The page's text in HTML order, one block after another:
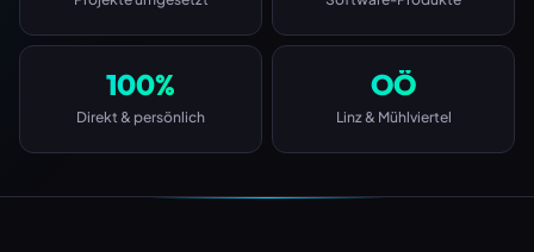
100%
Direkt & persönlich
OÖ
Linz & Mühlviertel